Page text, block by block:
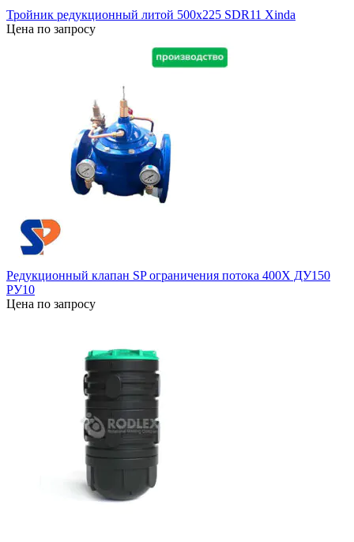
Тройник редукционный литой 500х225 SDR11 Xinda
Цена по запросу
Редукционный клапан SP ограничения потока 400Х ДУ150
РУ10
Цена по запросу